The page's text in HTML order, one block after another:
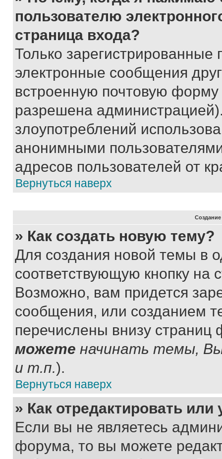
пользователю
страница входа?
Только зарегистрированные
электронные сообщения
встроенную почтовую
разрешена
злоупотреблений
анонимными
адресов пользователей от
Вернуться наверх
» Как создать новую тему?
Для создания новой темы в
соответствующую кнопку
Возможно, вам придется
сообщения, или созданием
перечислены внизу
можете начинать темы,
и т.п.).
Вернуться наверх
» Как отредактировать
Если вы не являетесь
форума, то вы можете